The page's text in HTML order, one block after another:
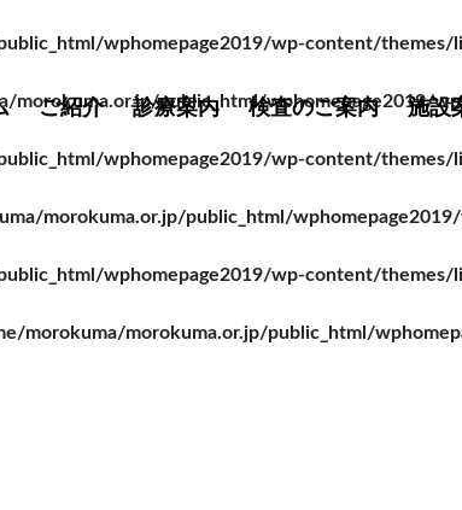
ご紹介 診療案内 検査のご案内 施設
wphomepage2019/wp-content/themes/
morokuma.or.jp/public_html/wphomepage2019/
wphomepage2019/wp-content/themes/
morokuma.or.jp/public_html/
wphomepage2019/wp-content/themes/
morokuma/morokuma.or.jp/public_html/